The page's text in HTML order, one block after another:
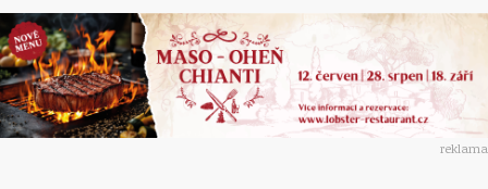
reklama